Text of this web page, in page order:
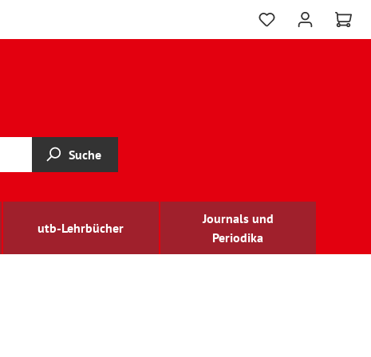
Suche
utb-Lehrbücher
Journals und
Periodika